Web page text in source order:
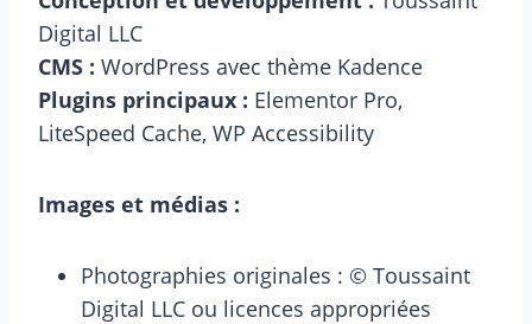
Digital LLC
CMS : WordPress avec thème Kadence
Plugins principaux : Elementor Pro,
LiteSpeed Cache, WP Accessibility
Images et médias :
Photographies originales : © Toussaint
Digital LLC ou licences appropriées